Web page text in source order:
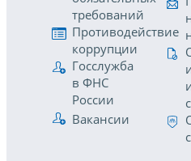
требований
Противодействие
коррупции
Госслужба
в ФНС
России
Вакансии